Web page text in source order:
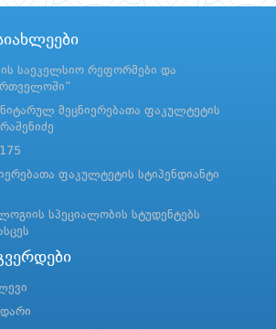
საეკელსიო რეფორმები და
მეცნიერებათა ფაკულტეტის
ფაკულტეტის სტიპენდიანტი
სპეციალობის სტუდენტებს